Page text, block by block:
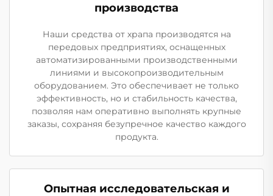
производства
Наши средства от храпа производятся на
передовых предприятиях, оснащенных
автоматизированными производственными
линиями и высокопроизводительным
оборудованием. Это обеспечивает не только
эффективность, но и стабильность качества,
позволяя нам оперативно выполнять крупные
заказы, сохраняя безупречное качество каждого
продукта.
Опытная исследовательская и